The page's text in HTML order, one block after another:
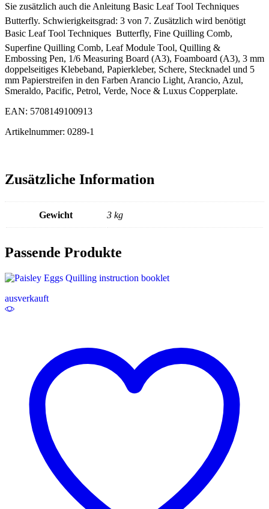
Sie zusätzlich auch die Anleitung Basic Leaf Tool Techniques 
Butterfly. Schwierigkeitsgrad: 3 von 7. Zusätzlich wird benötigt
Basic Leaf Tool Techniques  Butterfly, Fine Quilling Comb,
Superfine Quilling Comb, Leaf Module Tool, Quilling &
Embossing Pen, 1/6 Measuring Board (A3), Foamboard (A3), 3 mm
doppelseitiges Klebeband, Papierkleber, Schere, Stecknadel und 5
mm Papierstreifen in den Farben Arancio Light, Arancio, Azul,
Smeraldo, Pacific, Petrol, Verde, Noce & Luxus Copperplate.
EAN: 5708149100913
Artikelnummer: 0289-1
Zusätzliche Information
Gewicht 3 kg
Passende Produkte
ausverkauft